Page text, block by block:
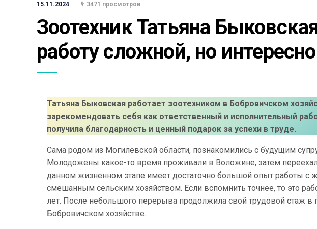
15.11.2024 3471 просмотров
Зоотехник Татьяна
работу сложной, но
Татьяна Быковская работает зоотехником в Бобровичском
зарекомендовать себя как ответственный и исполнительный
получила благодарность и ценный подарок за успехи в труде.
Сама родом из Могилевской области, познакомились с будущим
Молодожены какое-то время проживали в Воложине, затем
данном жизненном этапе имеет достаточно большой опыт работы с
смешанным сельским хозяйством. Если вспомнить точнее, то это
лет. После небольшого перерыва продолжила свой трудовой стаж в
Бобровичском хозяйстве.